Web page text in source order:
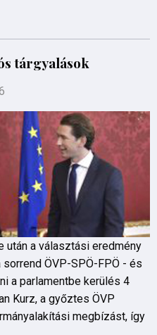
tárgyalások
a választási eredmény
ÖVP-SPÖ-FPÖ - és
a parlamentbe kerülés 4
Kurz, a győztes ÖVP
megbízást, így